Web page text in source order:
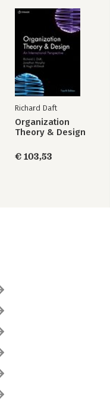
Richard Daft
Organization
Theory & Design
€ 103,53